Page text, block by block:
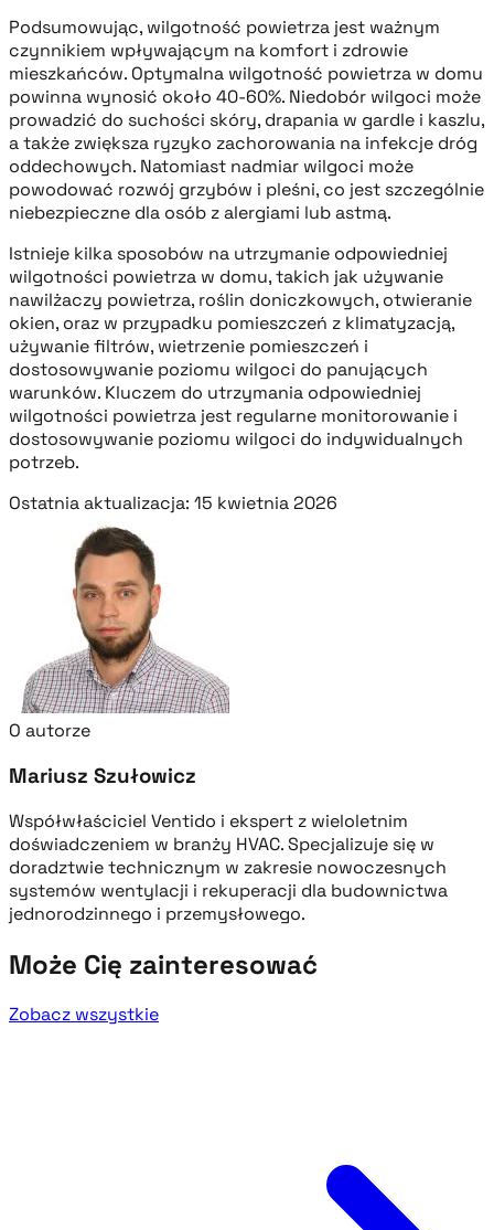
Podsumowując, wilgotność powietrza jest ważnym
czynnikiem wpływającym na komfort i zdrowie
mieszkańców. Optymalna wilgotność powietrza w domu
powinna wynosić około 40-60%. Niedobór wilgoci może
prowadzić do suchości skóry, drapania w gardle i kaszlu,
a także zwiększa ryzyko zachorowania na infekcje dróg
oddechowych. Natomiast nadmiar wilgoci może
powodować rozwój grzybów i pleśni, co jest szczególnie
niebezpieczne dla osób z alergiami lub astmą.
Istnieje kilka sposobów na utrzymanie odpowiedniej
wilgotności powietrza w domu, takich jak używanie
nawilżaczy powietrza, roślin doniczkowych, otwieranie
okien, oraz w przypadku pomieszczeń z klimatyzacją,
używanie filtrów, wietrzenie pomieszczeń i
dostosowywanie poziomu wilgoci do panujących
warunków. Kluczem do utrzymania odpowiedniej
wilgotności powietrza jest regularne monitorowanie i
dostosowywanie poziomu wilgoci do indywidualnych
potrzeb.
Ostatnia aktualizacja: 15 kwietnia 2026
O autorze
Mariusz Szułowicz
Współwłaściciel Ventido i ekspert z wieloletnim
doświadczeniem w branży HVAC. Specjalizuje się w
doradztwie technicznym w zakresie nowoczesnych
systemów wentylacji i rekuperacji dla budownictwa
jednorodzinnego i przemysłowego.
Może Cię zainteresować
Zobacz wszystkie